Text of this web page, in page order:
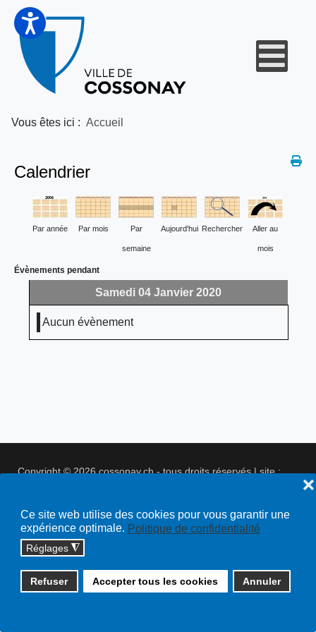
Ce site web utilise des cookies pour vous garantir une
expérience optimale. Politique de confidentialité
Réglages ◮
Refuser Accepter tous les cookies Annuler
❌
Vous êtes ici : Accueil
Calendrier
Par année Par mois Par
semaine
Aujourd'hui Rechercher Aller au
mois
Évènements pendant
Samedi 04 Janvier 2020
Aucun évènement
Copyright © 2026 cossonay.ch - tous droits réservés | site :
Plan du site